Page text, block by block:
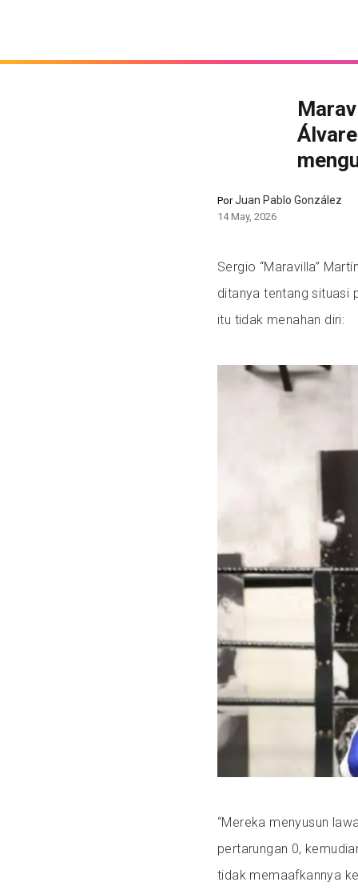
PorJuan Pablo González
14 May, 2026
Sergio “Maravilla”
ditanya tentang situasi
itu tidak menahan diri:
“Mereka menyusun
pertarungan 0,
tidak memaafkannya